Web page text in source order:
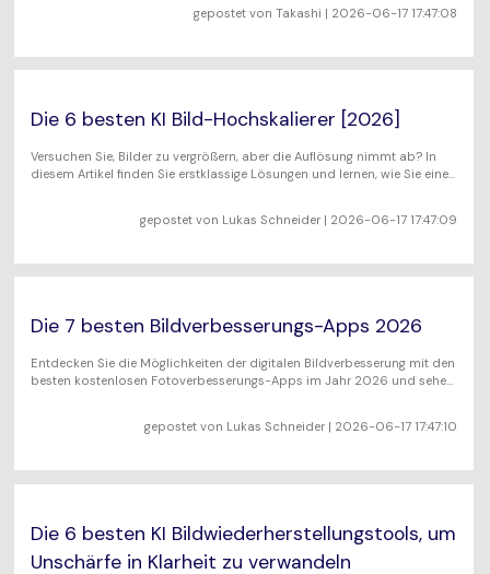
gepostet von Takashi | 2026-06-17 17:47:08
Die 6 besten KI Bild-Hochskalierer [2026]
Versuchen Sie, Bilder zu vergrößern, aber die Auflösung nimmt ab? In
diesem Artikel finden Sie erstklassige Lösungen und lernen, wie Sie einen
gepostet von Lukas Schneider | 2026-06-17 17:47:09
Die 7 besten Bildverbesserungs-Apps 2026
Entdecken Sie die Möglichkeiten der digitalen Bildverbesserung mit den
besten kostenlosen Fotoverbesserungs-Apps im Jahr 2026 und sehen
gepostet von Lukas Schneider | 2026-06-17 17:47:10
Die 6 besten KI Bildwiederherstellungstools, um
Unschärfe in Klarheit zu verwandeln